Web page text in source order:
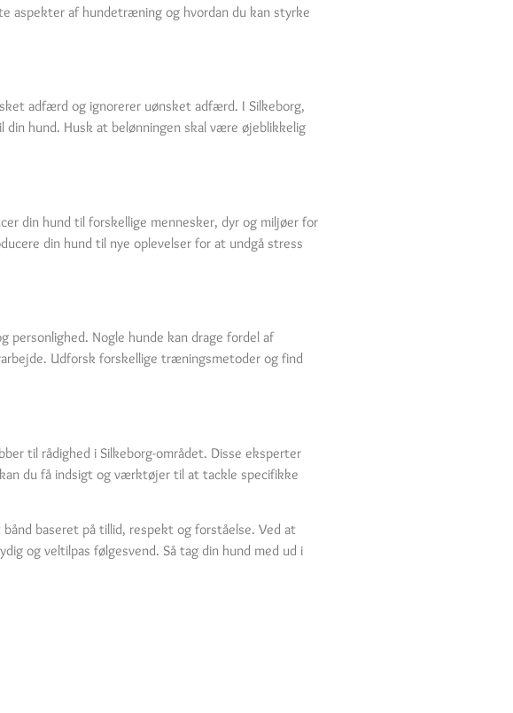
aspekter af hundetræning og hvordan du kan styrke
adfærd og ignorerer uønsket adfærd. I Silkeborg,
din hund. Husk at belønningen skal være øjeblikkelig
din hund til forskellige mennesker, dyr og miljøer for
din hund til nye oplevelser for at undgå stress
Nogle hunde kan drage fordel af
Udforsk forskellige træningsmetoder og find
til rådighed i Silkeborg-området. Disse eksperter
du få indsigt og værktøjer til at tackle specifikke
baseret på tillid, respekt og forståelse. Ved at
og veltilpas følgesvend. Så tag din hund med ud i